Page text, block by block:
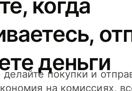
деньги
делайте покупки и
на комиссиях,